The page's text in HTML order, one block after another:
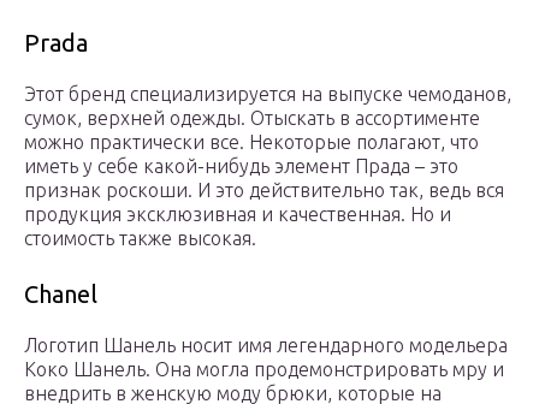
Prada
Этот бренд специализируется на выпуске чемоданов,
сумок, верхней одежды. Отыскать в ассортименте
можно практически все. Некоторые полагают, что
иметь у себе какой-нибудь элемент Прада – это
признак роскоши. И это действительно так, ведь вся
продукция эксклюзивная и качественная. Но и
стоимость также высокая.
Chanel
Логотип Шанель носит имя легендарного модельера
Коко Шанель. Она могла продемонстрировать мру и
внедрить в женскую моду брюки, которые на